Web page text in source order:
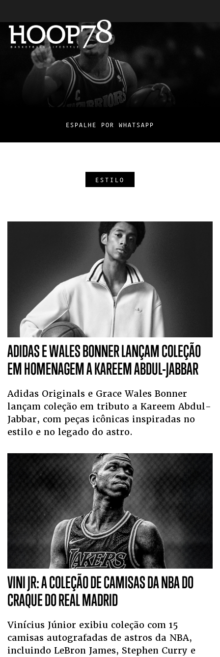
ESPALHE POR WHATSAPP
ESTILO
ADIDAS E WALES BONNER LANÇAM COLEÇÃO
EM HOMENAGEM A KAREEM ABDUL-JABBAR
Adidas Originals e Grace Wales Bonner
lançam coleção em tributo a Kareem Abdul-
Jabbar, com peças icônicas inspiradas no
estilo e no legado do astro.
VINI JR: A COLEÇÃO DE CAMISAS DA NBA DO
CRAQUE DO REAL MADRID
Vinícius Júnior exibiu coleção com 15
camisas autografadas de astros da NBA,
incluindo LeBron James, Stephen Curry e